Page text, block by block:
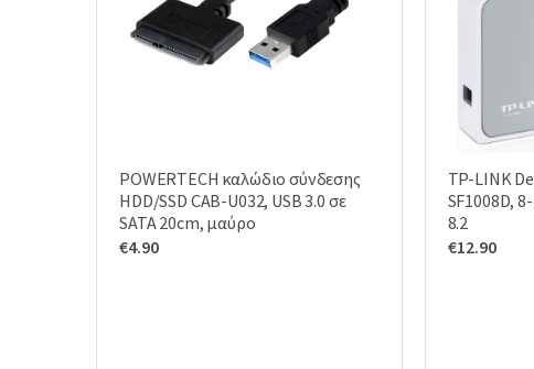
POWERTECH καλώδιο σύνδεσης
HDD/SSD CAB-U032, USB 3.0 σε
SATA 20cm, μαύρο
€4.90
TP-LINK
SF1008D,
8.2
€12.90